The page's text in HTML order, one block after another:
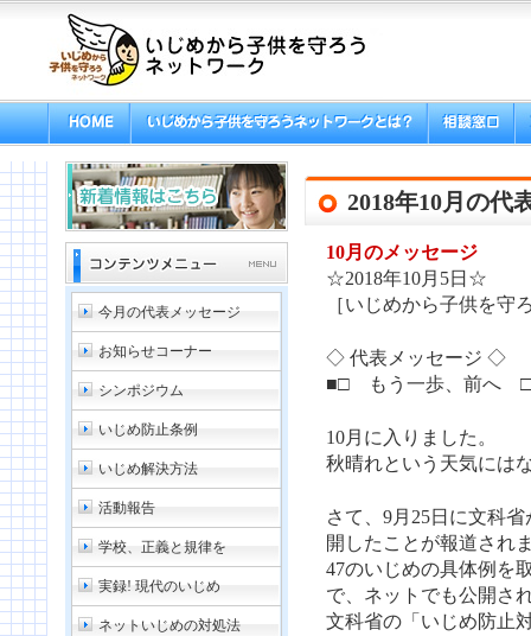
今月の代表メッセージ
お知らせコーナー
シンポジウム
いじめ防止条例
いじめ解決方法
活動報告
学校、正義と規律を
実録! 現代のいじめ
ネットいじめの対処法
2018年10月の代
10月のメッセージ
☆2018年10月5日☆
［いじめから子供を守
◇ 代表メッセージ ◇
■□ もう一歩、前へ
10月に入りました。
秋晴れという天気には
さて、9月25日に文科
開したことが報道され
47のいじめの具体例を
で、ネットでも公開さ
文科省の「いじめ防止